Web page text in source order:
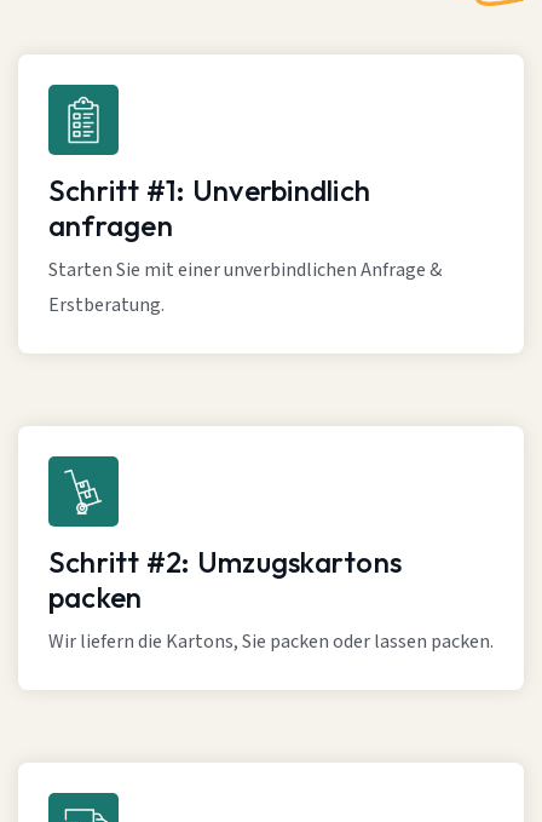
Schritt #1: Unverbindlich
anfragen
Starten Sie mit einer unverbindlichen Anfrage &
Erstberatung.
Schritt #2: Umzugskartons
packen
Wir liefern die Kartons, Sie packen oder lassen packen.